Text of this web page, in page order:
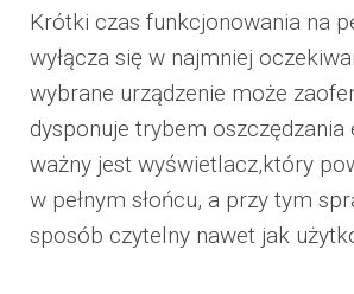
Krótki czas funkcjonowania na
wyłącza się w najmniej
wybrane urządzenie może
dysponuje trybem
ważny jest wyświetlacz,który
w pełnym słońcu, a przy tym
sposób czytelny nawet jak